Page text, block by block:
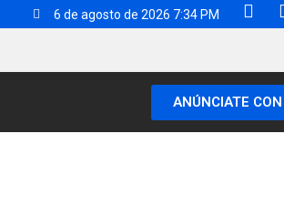
6 de agosto de 2026 7:34 PM
ANÚNCIATE